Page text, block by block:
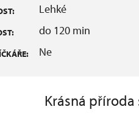
Lehké
do 120 min
Ne
Krásná